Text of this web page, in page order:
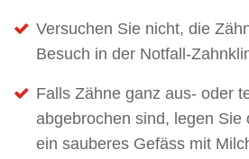
Versuchen Sie nicht, die
Besuch in der Notfall-
Falls Zähne ganz aus- oder
abgebrochen sind, legen Sie
ein sauberes Gefäss mit